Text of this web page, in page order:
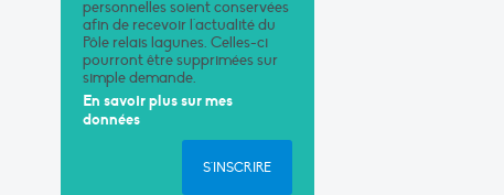
personnelles soient conservées
afin de recevoir l'actualité du
Pôle relais lagunes. Celles-ci
pourront être supprimées sur
simple demande.
En savoir plus sur mes
données
S'INSCRIRE